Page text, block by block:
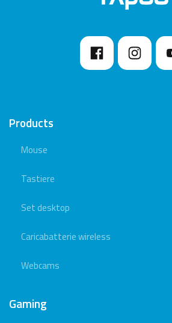
Products
Mouse
Tastiere
Set desktop
Caricabatterie wireless
Webcams
Gaming